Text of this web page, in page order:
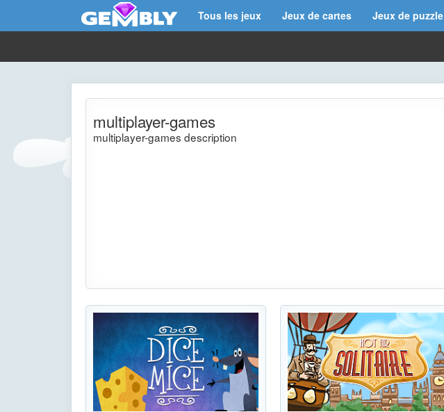
Tous les jeux Jeux de cartes Jeux de puzzle
multiplayer-games
multiplayer-games description